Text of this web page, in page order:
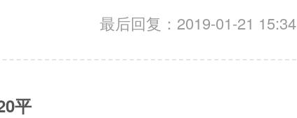
最后回复：2019-01-21 15:34
平